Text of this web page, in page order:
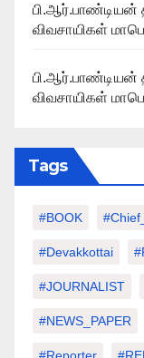
விவசாயிகள்
விவசாயிகள்
Tags
#BOOK
#devakkottai
#JOURNALIST
#NEWS_PAPER